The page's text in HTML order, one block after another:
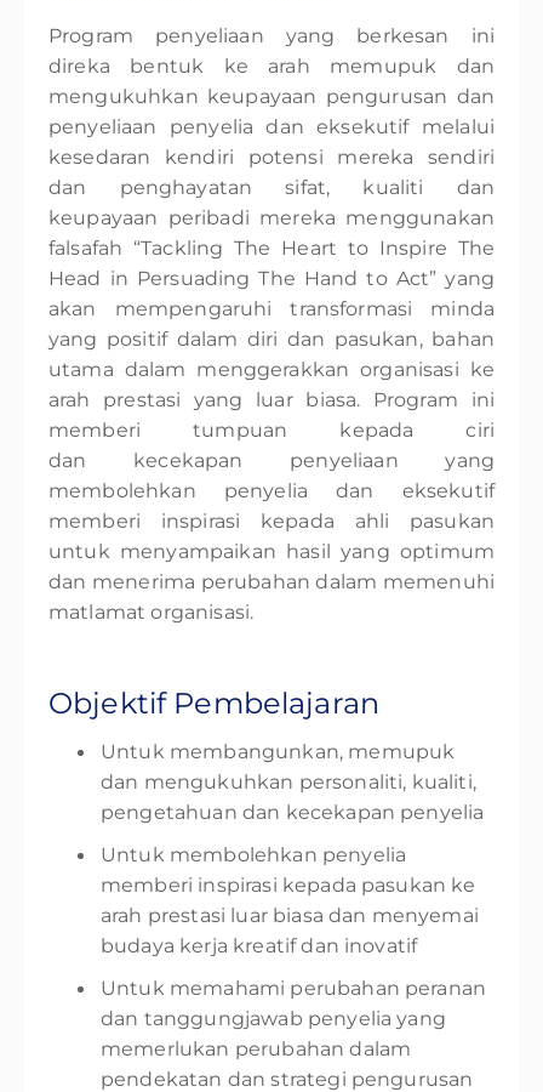
Program penyeliaan yang berkesan ini
direka bentuk ke arah memupuk dan
mengukuhkan keupayaan pengurusan dan
penyeliaan penyelia dan eksekutif melalui
kesedaran kendiri potensi mereka sendiri
dan penghayatan sifat, kualiti dan
keupayaan peribadi mereka menggunakan
falsafah “Tackling The Heart to Inspire The
Head in Persuading The Hand to Act” yang
akan mempengaruhi transformasi minda
yang positif dalam diri dan pasukan, bahan
utama dalam menggerakkan organisasi ke
arah prestasi yang luar biasa. Program ini
memberi tumpuan kepada ciri
dan kecekapan penyeliaan yang
membolehkan penyelia dan eksekutif
memberi inspirasi kepada ahli pasukan
untuk menyampaikan hasil yang optimum
dan menerima perubahan dalam memenuhi
matlamat organisasi.
Objektif Pembelajaran
Untuk membangunkan, memupuk
dan mengukuhkan personaliti, kualiti,
pengetahuan dan kecekapan penyelia
Untuk membolehkan penyelia
memberi inspirasi kepada pasukan ke
arah prestasi luar biasa dan menyemai
budaya kerja kreatif dan inovatif
Untuk memahami perubahan peranan
dan tanggungjawab penyelia yang
memerlukan perubahan dalam
pendekatan dan strategi pengurusan